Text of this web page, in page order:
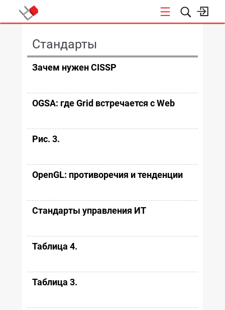
Стандарты
Зачем нужен CISSP
OGSA: где Grid встречается с Web
Рис. 3.
OpenGL: противоречия и тенденции
Стандарты управления ИТ
Таблица 4.
Таблица 3.